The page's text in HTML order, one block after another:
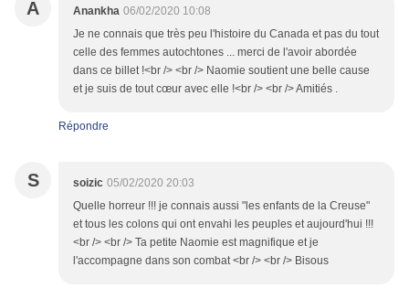
A Anankha 06/02/2020 10:08
Je ne connais que très peu l'histoire du Canada et pas du tout
celle des femmes autochtones ... merci de l'avoir abordée
dans ce billet !<br /> <br /> Naomie soutient une belle cause
et je suis de tout cœur avec elle !<br /> <br /> Amitiés .
Répondre
S soizic 05/02/2020 20:03
Quelle horreur !!! je connais aussi "les enfants de la Creuse"
et tous les colons qui ont envahi les peuples et aujourd'hui !!!
<br /> <br /> Ta petite Naomie est magnifique et je
l'accompagne dans son combat <br /> <br /> Bisous